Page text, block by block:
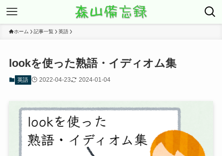
ホーム 記事一覧 英語
lookを使った熟語・イディオム集
英語 2022-04-23 2024-01-04